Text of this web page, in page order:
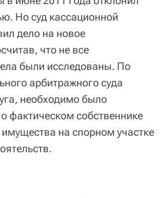
Но суд кассационной
дело на новое
что не все
были исследованы. По
арбитражного суда
необходимо было
фактическом собственнике
на спорном участке